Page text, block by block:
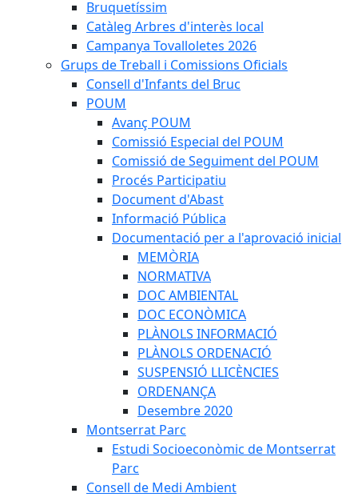
Bruquetíssim
Catàleg Arbres d'interès local
Campanya Tovalloletes 2026
Grups de Treball i Comissions Oficials
Consell d'Infants del Bruc
POUM
Avanç POUM
Comissió Especial del POUM
Comissió de Seguiment del POUM
Procés Participatiu
Document d'Abast
Informació Pública
Documentació per a l'aprovació inicial
MEMÒRIA
NORMATIVA
DOC AMBIENTAL
DOC ECONÒMICA
PLÀNOLS INFORMACIÓ
PLÀNOLS ORDENACIÓ
SUSPENSIÓ LLICÈNCIES
ORDENANÇA
Desembre 2020
Montserrat Parc
Estudi Socioeconòmic de Montserrat
Parc
Consell de Medi Ambient